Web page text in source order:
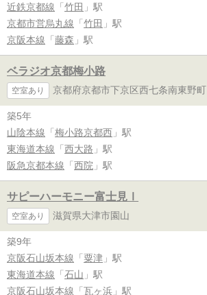
近鉄京都線 「 竹田 」駅
京都市営烏丸線 「 竹田 」駅
京阪本線 「 藤森 」駅
ベラジオ京都梅小路
空室あり 京都府京都市下京区西七条南東野町
築5年
山陰本線 「 梅小路京都西 」駅
東海道本線 「 西大路 」駅
阪急京都本線 「 西院 」駅
サピーハーモニー富士見Ⅰ
空室あり 滋賀県大津市園山
築9年
京阪石山坂本線 「 粟津 」駅
東海道本線 「 石山 」駅
京阪石山坂本線 「 瓦ヶ浜 」駅